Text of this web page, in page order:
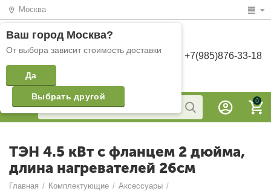
Москва
Ваш город Москва?
От выбора зависит стоимость доставки
Да
Выбрать другой
+7(985)876-33-18
0
ТЭН 4.5 кВт с фланцем 2 дюйма,
длина нагревателей 26см
Главная / Комплектующие / Аксессуары /